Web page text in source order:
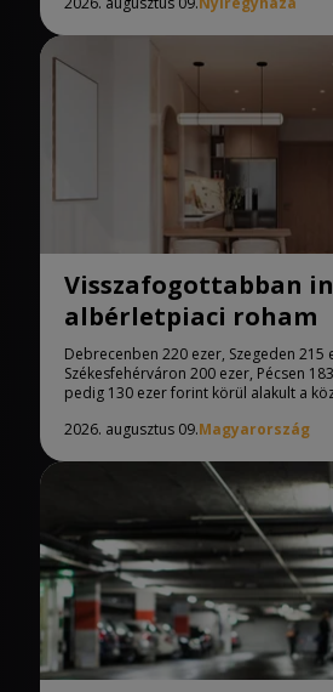
Visszafogottabban
albérletpiaci roham
Debrecenben 220 ezer, Szegeden 215
Székesfehérváron 200 ezer, Pécsen
pedig 130 ezer forint körül alakult a
2026. augusztus 09.Magyarország